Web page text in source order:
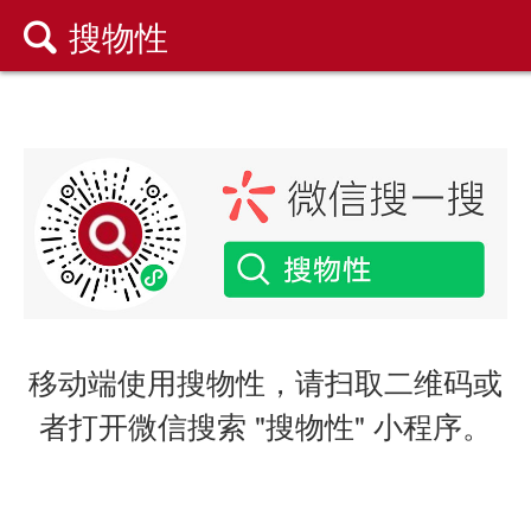
 搜物性
移动端使用搜物性，请扫取二维码或
者打开微信搜索 "搜物性" 小程序。